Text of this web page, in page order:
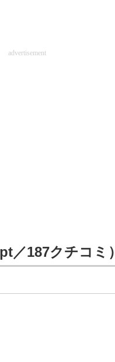
advertisement
／187クチコミ）